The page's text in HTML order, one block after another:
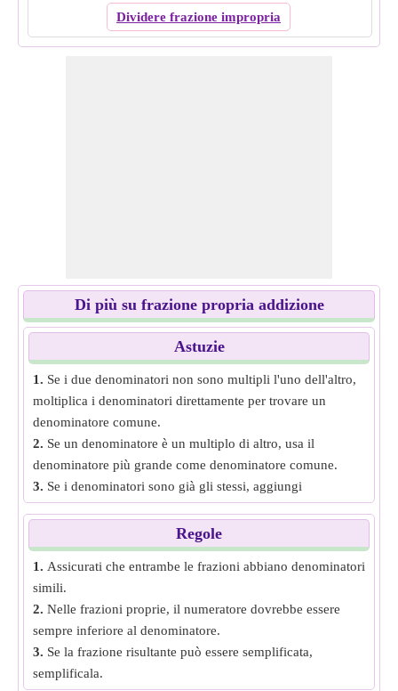
Dividere frazione impropria
Di più su frazione propria addizione
Astuzie
1. Se i due denominatori non sono multipli l'uno dell'altro,
moltiplica i denominatori direttamente per trovare un
denominatore comune.
2. Se un denominatore è un multiplo di altro, usa il
denominatore più grande come denominatore comune.
3. Se i denominatori sono già gli stessi, aggiungi
semplicemente i numeratori e mantieni lo stesso
Regole
1. Assicurati che entrambe le frazioni abbiano denominatori
simili.
2. Nelle frazioni proprie, il numeratore dovrebbe essere
sempre inferiore al denominatore.
3. Se la frazione risultante può essere semplificata,
semplificala.